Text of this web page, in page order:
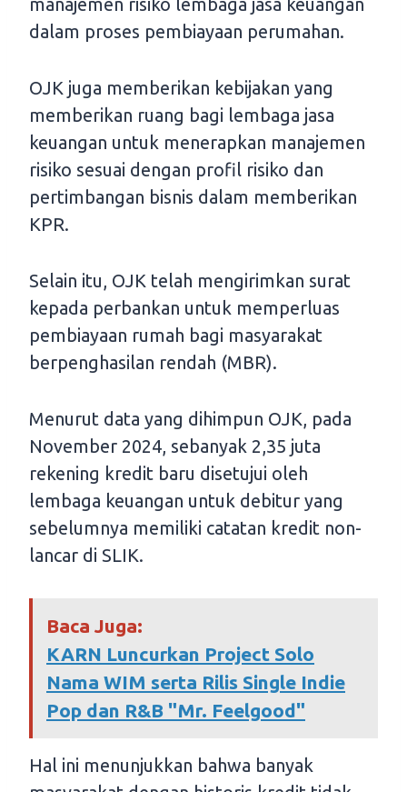
dalam proses pembiayaan perumahan.
OJK juga memberikan kebijakan yang
memberikan ruang bagi lembaga jasa
keuangan untuk menerapkan manajemen
risiko sesuai dengan profil risiko dan
pertimbangan bisnis dalam memberikan
KPR.
Selain itu, OJK telah mengirimkan surat
kepada perbankan untuk memperluas
pembiayaan rumah bagi masyarakat
berpenghasilan rendah (MBR).
Menurut data yang dihimpun OJK, pada
November 2024, sebanyak 2,35 juta
rekening kredit baru disetujui oleh
lembaga keuangan untuk debitur yang
sebelumnya memiliki catatan kredit non-
lancar di SLIK.
Baca Juga:
KARN Luncurkan Project Solo
Nama WIM serta Rilis Single Indie
Pop dan R&B "Mr. Feelgood"
Hal ini menunjukkan bahwa banyak